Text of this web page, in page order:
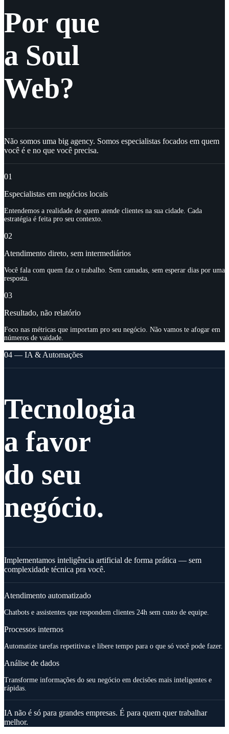
Por que
a Soul
Web?
Não somos uma big agency. Somos especialistas focados em quem
você é e no que você precisa.
01
Especialistas em negócios locais
Entendemos a realidade de quem atende clientes na sua cidade. Cada
estratégia é feita pro seu contexto.
02
Atendimento direto, sem intermediários
Você fala com quem faz o trabalho. Sem camadas, sem esperar dias por uma
resposta.
03
Resultado, não relatório
Foco nas métricas que importam pro seu negócio. Não vamos te afogar em
números de vaidade.
04 — IA & Automações
Tecnologia
a favor
do seu
negócio.
Implementamos inteligência artificial de forma prática — sem
complexidade técnica pra você.
Atendimento automatizado
Chatbots e assistentes que respondem clientes 24h sem custo de equipe.
Processos internos
Automatize tarefas repetitivas e libere tempo para o que só você pode fazer.
Análise de dados
Transforme informações do seu negócio em decisões mais inteligentes e
rápidas.
IA não é só para grandes empresas. É para quem quer trabalhar
melhor.